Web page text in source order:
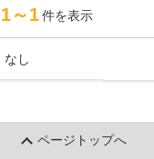
1～1 件を表示
なし
ページトップへ